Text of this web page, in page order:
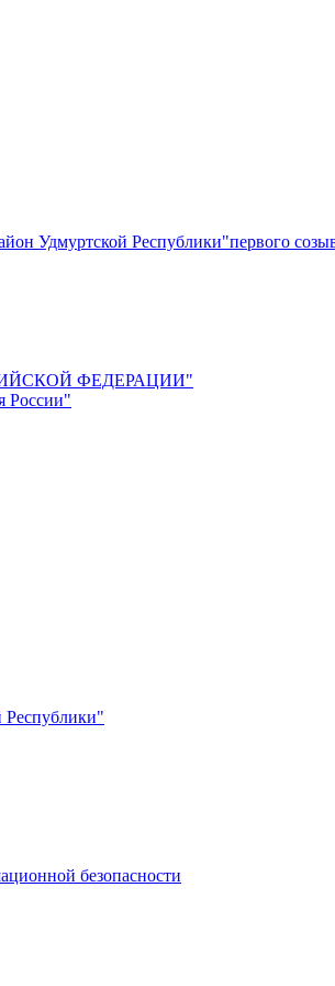
Удмуртской Республики"первого
ФЕДЕРАЦИИ"
России"
безопасности